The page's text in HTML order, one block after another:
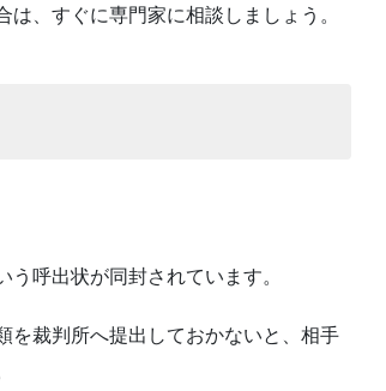
、すぐに専門家に相談しましょう。
呼出状が同封されています。
を裁判所へ提出しておかないと、相手